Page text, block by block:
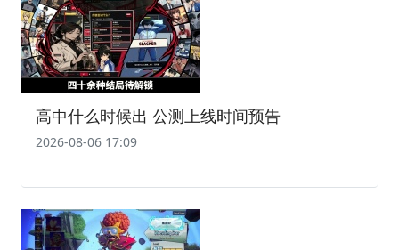
高中什么时候出 公测上线时间预告
2026-08-06 17:09